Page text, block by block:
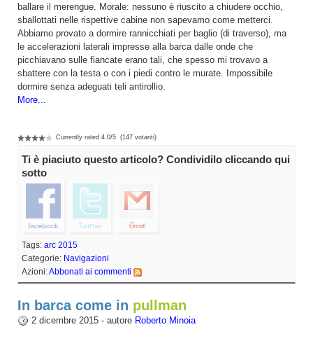
ballare il merengue. Morale: nessuno è riuscito a chiudere occhio,
sballottati nelle rispettive cabine non sapevamo come metterci.
Abbiamo provato a dormire rannicchiati per baglio (di traverso), ma
le accelerazioni laterali impresse alla barca dalle onde che
picchiavano sulle fiancate erano tali, che spesso mi trovavo a
sbattere con la testa o con i piedi contro le murate. Impossibile
dormire senza adeguati teli antirollio.
More...
Currently rated 4.0/5 (147 votanti)
Ti è piaciuto questo articolo? Condividilo cliccando qui
sotto
Tags: arc 2015
Categorie: Navigazioni
Azioni:Abbonati ai commenti
In barca come in pullman
2 dicembre 2015 - autore Roberto Minoia